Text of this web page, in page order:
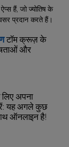
हैं, जो ज्योतिष के
प्रदान करते हैं।
टॉम क्रूज़ के
और
अपना
यह अगले कुछ
ऑनलाइन है!